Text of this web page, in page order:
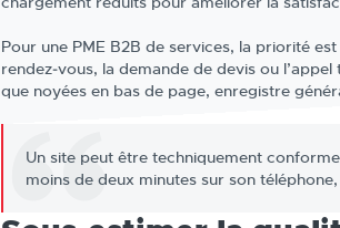
Pour une PME B2B de services, la priorité
rendez‑vous, la demande de devis ou
que noyées en bas de page, enregistre
Un site peut être techniquement
moins de deux minutes sur son